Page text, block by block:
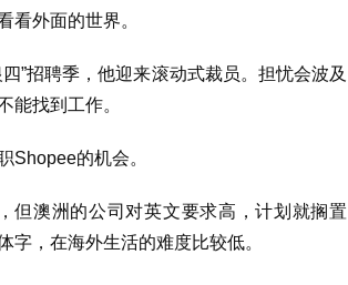
看外面的世界。
”招聘季，他迎来滚动式裁员。担忧会波及
能找到工作。
Shopee的机会。
但澳洲的公司对英文要求高，计划就搁置
，在海外生活的难度比较低。